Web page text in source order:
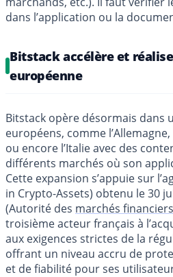
dans l’application ou la
Bitstack accélère et
européenne
Bitstack opère désormais dans
européens, comme l’Allemagne,
ou encore l’Italie avec des
différents marchés où son
Cette expansion s’appuie sur
in Crypto-Assets) obtenu le 30
(Autorité des marchés financiers
troisième acteur français à
aux exigences strictes de la
offrant un niveau accru de
et de fiabilité pour ses